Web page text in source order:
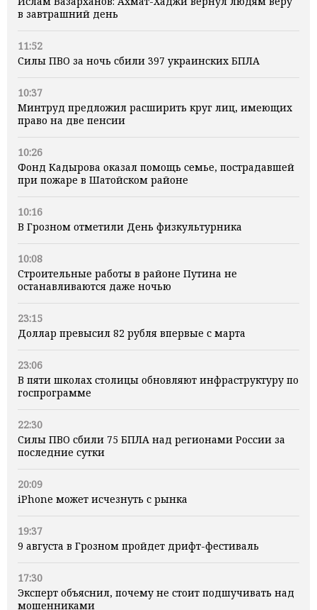
в завтрашний день
11:52
Силы ПВО за ночь сбили 397 украинских БПЛА
10:37
Минтруд предложил расширить круг лиц, имеющих
право на две пенсии
10:26
Фонд Кадырова оказал помощь семье, пострадавшей
при пожаре в Шатойском районе
10:16
В Грозном отметили День физкультурника
10:08
Строительные работы в районе Путина не
останавливаются даже ночью
23:15
Доллар превысил 82 рубля впервые с марта
23:06
В пяти школах столицы обновляют инфраструктуру по
госпрограмме
22:30
Силы ПВО сбили 75 БПЛА над регионами России за
последние сутки
20:09
iPhone может исчезнуть с рынка
19:37
9 августа в Грозном пройдет дрифт-фестиваль
17:30
Эксперт объяснил, почему не стоит подшучивать над
мошенниками